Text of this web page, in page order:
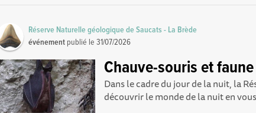
Réserve Naturelle géologique de Saucats - La Brède
événement publié le31/07/2026
Chauve-souris et
Dans le cadre du jour de la nuit, la
découvrir le monde de la nuit en